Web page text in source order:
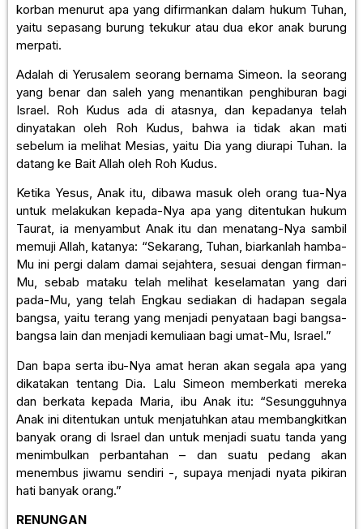
korban menurut apa yang difirmankan dalam hukum Tuhan,
yaitu sepasang burung tekukur atau dua ekor anak burung
merpati.
Adalah di Yerusalem seorang bernama Simeon. Ia seorang
yang benar dan saleh yang menantikan penghiburan bagi
Israel. Roh Kudus ada di atasnya, dan kepadanya telah
dinyatakan oleh Roh Kudus, bahwa ia tidak akan mati
sebelum ia melihat Mesias, yaitu Dia yang diurapi Tuhan. Ia
datang ke Bait Allah oleh Roh Kudus.
Ketika Yesus, Anak itu, dibawa masuk oleh orang tua-Nya
untuk melakukan kepada-Nya apa yang ditentukan hukum
Taurat, ia menyambut Anak itu dan menatang-Nya sambil
memuji Allah, katanya: “Sekarang, Tuhan, biarkanlah hamba-
Mu ini pergi dalam damai sejahtera, sesuai dengan firman-
Mu, sebab mataku telah melihat keselamatan yang dari
pada-Mu, yang telah Engkau sediakan di hadapan segala
bangsa, yaitu terang yang menjadi penyataan bagi bangsa-
bangsa lain dan menjadi kemuliaan bagi umat-Mu, Israel.”
Dan bapa serta ibu-Nya amat heran akan segala apa yang
dikatakan tentang Dia. Lalu Simeon memberkati mereka
dan berkata kepada Maria, ibu Anak itu: “Sesungguhnya
Anak ini ditentukan untuk menjatuhkan atau membangkitkan
banyak orang di Israel dan untuk menjadi suatu tanda yang
menimbulkan perbantahan – dan suatu pedang akan
menembus jiwamu sendiri -, supaya menjadi nyata pikiran
hati banyak orang.”
RENUNGAN